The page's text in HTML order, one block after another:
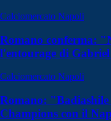
Calciomercato Napoli
Romano conferma:
l'entourage di
Calciomercato Napoli
Romano: "Badiashile
Champions con il